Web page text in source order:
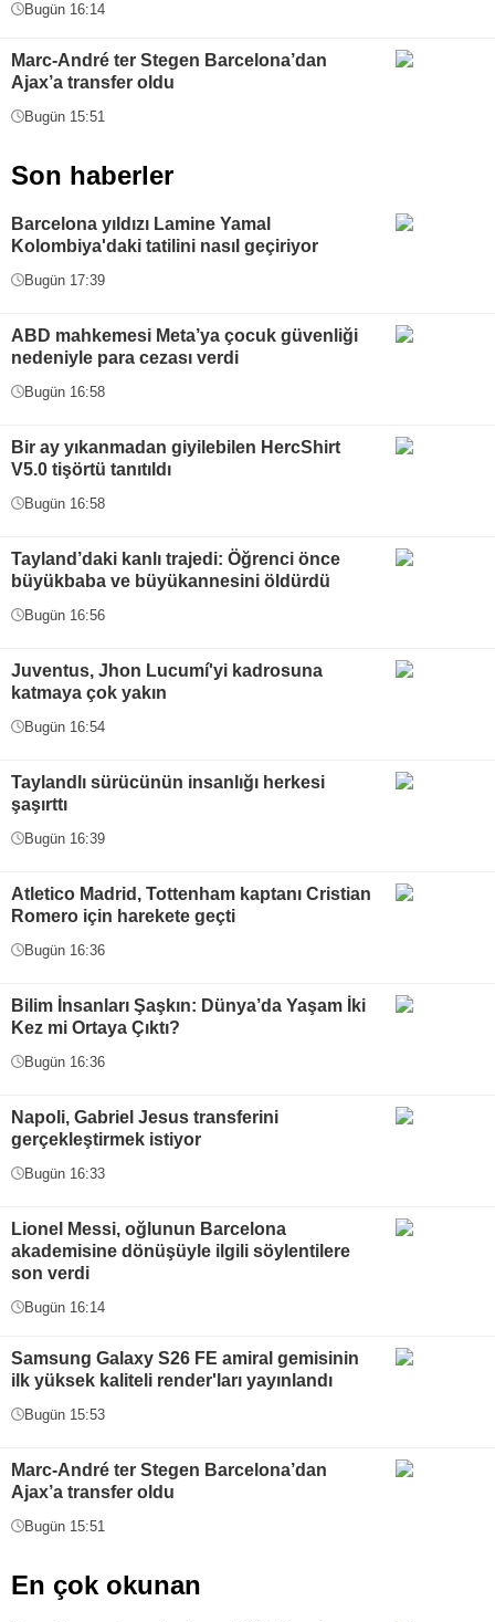
Bugün 16:14
Marc-André ter Stegen Barcelona’dan
Ajax’a transfer oldu
Bugün 15:51
Son haberler
Barcelona yıldızı Lamine Yamal
Kolombiya'daki tatilini nasıl geçiriyor
Bugün 17:39
ABD mahkemesi Meta’ya çocuk güvenliği
nedeniyle para cezası verdi
Bugün 16:58
Bir ay yıkanmadan giyilebilen HercShirt
V5.0 tişörtü tanıtıldı
Bugün 16:58
Tayland’daki kanlı trajedi: Öğrenci önce
büyükbaba ve büyükannesini öldürdü
Bugün 16:56
Juventus, Jhon Lucumí'yi kadrosuna
katmaya çok yakın
Bugün 16:54
Taylandlı sürücünün insanlığı herkesi
şaşırttı
Bugün 16:39
Atletico Madrid, Tottenham kaptanı Cristian
Romero için harekete geçti
Bugün 16:36
Bilim İnsanları Şaşkın: Dünya’da Yaşam İki
Kez mi Ortaya Çıktı?
Bugün 16:36
Napoli, Gabriel Jesus transferini
gerçekleştirmek istiyor
Bugün 16:33
Lionel Messi, oğlunun Barcelona
akademisine dönüşüyle ilgili söylentilere
son verdi
Bugün 16:14
Samsung Galaxy S26 FE amiral gemisinin
ilk yüksek kaliteli render'ları yayınlandı
Bugün 15:53
Marc-André ter Stegen Barcelona’dan
Ajax’a transfer oldu
Bugün 15:51
En çok okunan